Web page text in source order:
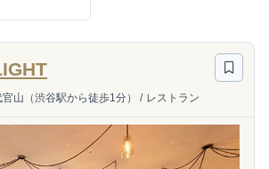
山（渋谷駅から徒歩1分） / レストラン